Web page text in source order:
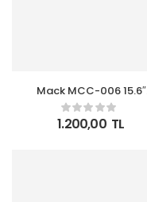
Mack MCC-006 15.6″
Office USB Girişli
Notebook Sırt Çantası
Siyah
1.200,00 TL